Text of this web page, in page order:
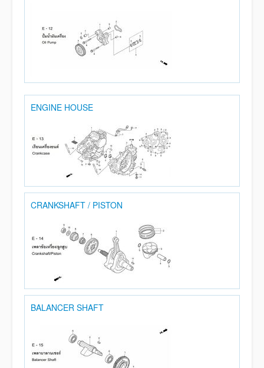
ENGINE HOUSE
CRANKSHAFT / PISTON
BALANCER SHAFT